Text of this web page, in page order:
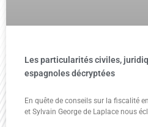
Les particularités civiles,
espagnoles décryptées
En quête de conseils sur la fiscalité
et Sylvain George de Laplace nous